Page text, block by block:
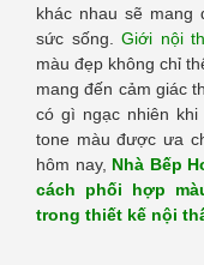
khác nhau sẽ mang
sức sống.Giới nội
màu đẹp không chỉ
mang đến cảm giác
có gì ngạc nhiên
tone màu được ưa
hôm nay, Nhà Bếp
cách phối hợp
trong thiết kế nội